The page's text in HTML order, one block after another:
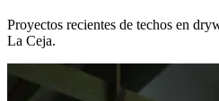
Proyectos recientes de techos en
La Ceja.